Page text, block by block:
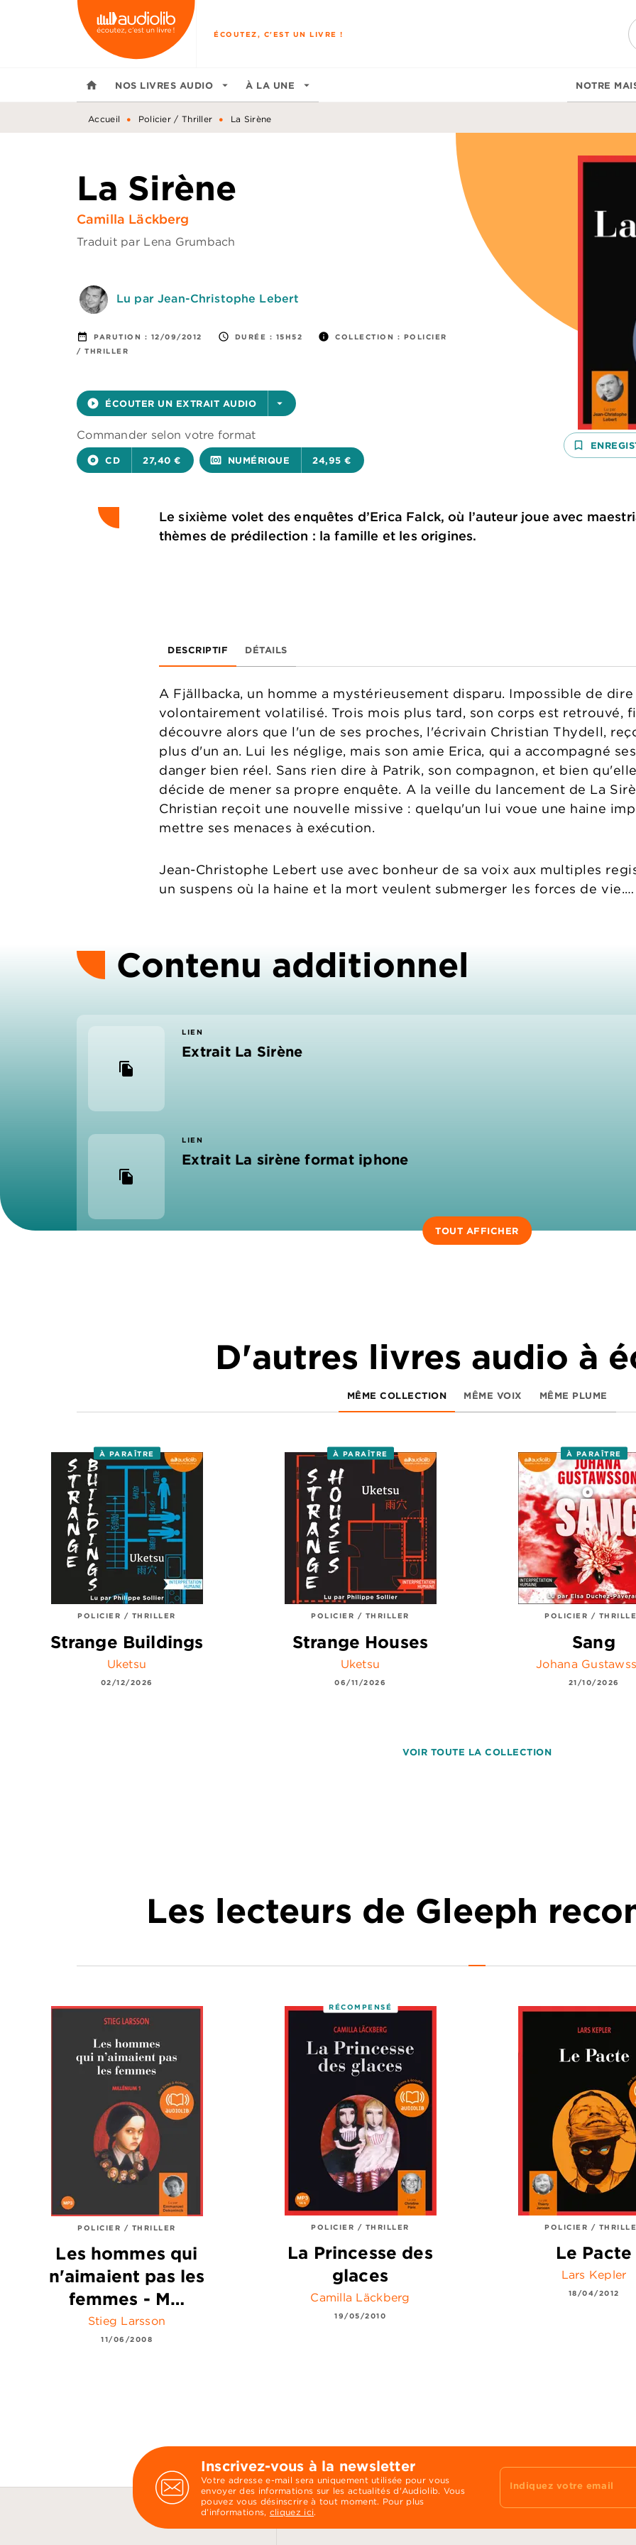
MENU RECHERCHE
ÉCOUTEZ, C'EST UN LIVRE !
home NOS LIVRES AUDIO arrow_drop_down À LA UNE arrow_drop_down NOTRE
Accueil • Policier / Thriller • La Sirène
La Sirène
Camilla Läckberg
Traduit par Lena Grumbach
Lu par Jean-Christophe Lebert
date_range PARUTION : 12/09/2012 access_time DURÉE : 15H52 info COLLECTION : POLICIER
/ THRILLER
play_circle_filled ÉCOUTER UN EXTRAIT AUDIO arrow_drop_down
Commander selon votre format
album CD 27,40 € surround_sound NUMÉRIQUE 24,95 €
bookmark_border
Le sixième volet des enquêtes d’Erica Falck, où l’auteur joue avec
thèmes de prédilection : la famille et les origines.
DESCRIPTIF DÉTAILS
A Fjällbacka, un homme a mystérieusement disparu. Impossible de
volontairement volatilisé. Trois mois plus tard, son corps est retrouvé,
découvre alors que l'un de ses proches, l'écrivain Christian Thydell,
plus d'un an. Lui les néglige, mais son amie Erica, qui a accompagné
danger bien réel. Sans rien dire à Patrik, son compagnon, et bien
décide de mener sa propre enquête. A la veille du lancement de La
Christian reçoit une nouvelle missive : quelqu'un lui voue une haine
mettre ses menaces à exécution.
Jean-Christophe Lebert use avec bonheur de sa voix aux multiples
un suspens où la haine et la mort veulent submerger les forces de vie.…
Contenu additionnel
file_copy
LIEN
Extrait La Sirène
file_copy
LIEN
Extrait La sirène format iphone
TOUT AFFICHER
D'autres livres audio à
MÊME COLLECTION MÊME VOIX MÊME PLUME
À PARAÎTRE
POLICIER / THRILLER
Strange Buildings
Uketsu
02/12/2026
À PARAÎTRE
POLICIER / THRILLER
Strange Houses
Uketsu
06/11/2026
À PARAÎTRE
POLICIER /
Sang
Johana
21/10/2026
VOIR TOUTE LA COLLECTION
Les lecteurs de Gleeph
POLICIER / THRILLER
Les hommes qui
n'aimaient pas les
femmes - M…
Stieg Larsson
11/06/2008
RÉCOMPENSÉ
POLICIER / THRILLER
La Princesse des
glaces
Camilla Läckberg
19/05/2010
POLICIER /
Le Pacte
Lars Kepler
18/04/2012
Inscrivez-vous à la newsletter
Votre adresse e-mail sera uniquement utilisée pour vous
envoyer des informations sur les actualités d'Audiolib. Vous
pouvez vous désinscrire à tout moment. Pour plus
d’informations, cliquez ici.
Indiquez votre email